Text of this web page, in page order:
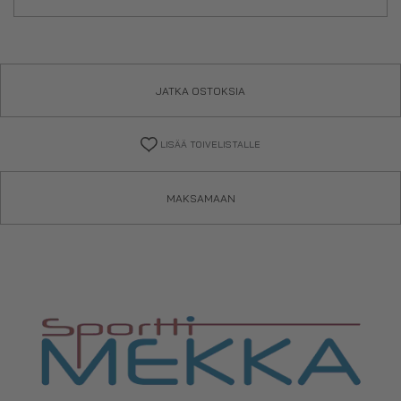
JATKA OSTOKSIA
LISÄÄ TOIVELISTALLE
MAKSAMAAN